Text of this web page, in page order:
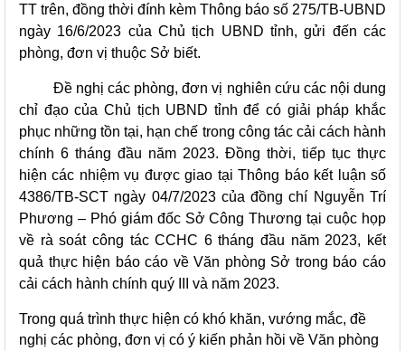
TT trên, đồng thời đính kèm Thông báo số 275/TB-UBND
ngày 16/6/2023 của Chủ tịch UBND tỉnh, gửi đến các
phòng, đơn vị thuộc Sở biết.
Đề nghị các phòng, đơn vị nghiên cứu các nội dung
chỉ đạo của Chủ tịch UBND tỉnh để có giải pháp khắc
phục những tồn tại, hạn chế trong công tác cải cách hành
chính 6 tháng đầu năm 2023. Đồng thời, tiếp tục thực
hiện các nhiệm vụ được giao tại Thông báo kết luận số
4386/TB-SCT ngày 04/7/2023 của đồng chí Nguyễn Trí
Phương – Phó giám đốc Sở Công Thương tại cuộc họp
về rà soát công tác CCHC 6 tháng đầu năm 2023, kết
quả thực hiện báo cáo về Văn phòng Sở trong báo cáo
cải cách hành chính quý III và năm 2023.
Trong quá trình thực hiện có khó khăn, vướng mắc, đề
nghị các phòng, đơn vị có ý kiến phản hồi về Văn phòng